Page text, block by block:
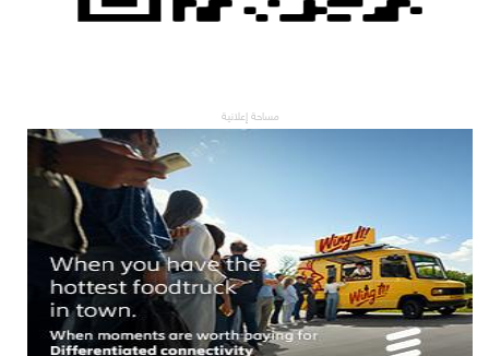
مساحة إعلانية